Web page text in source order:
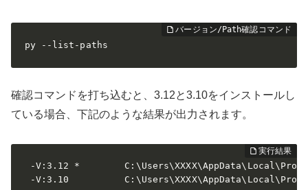
py --list-paths
確認コマンドを打ち込むと、3.12と3.10をインストールし
ている場合、下記のような結果が出力されます。
-V:3.12 *
-V:3.10